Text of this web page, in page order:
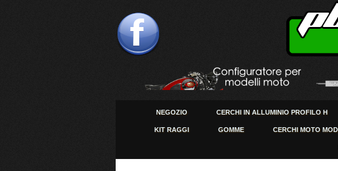
NEGOZIO CERCHI IN ALLUMINIO PROFILO H
KIT RAGGI GOMME CERCHI MOTO